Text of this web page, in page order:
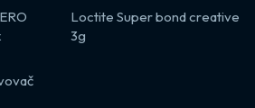
Loctite Super bond creative
3g